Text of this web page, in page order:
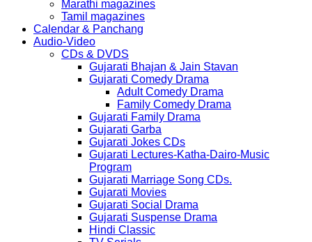
Marathi magazines
Tamil magazines
Calendar & Panchang
Audio-Video
CDs & DVDS
Gujarati Bhajan & Jain Stavan
Gujarati Comedy Drama
Adult Comedy Drama
Family Comedy Drama
Gujarati Family Drama
Gujarati Garba
Gujarati Jokes CDs
Gujarati Lectures-Katha-Dairo-Music
Program
Gujarati Marriage Song CDs.
Gujarati Movies
Gujarati Social Drama
Gujarati Suspense Drama
Hindi Classic